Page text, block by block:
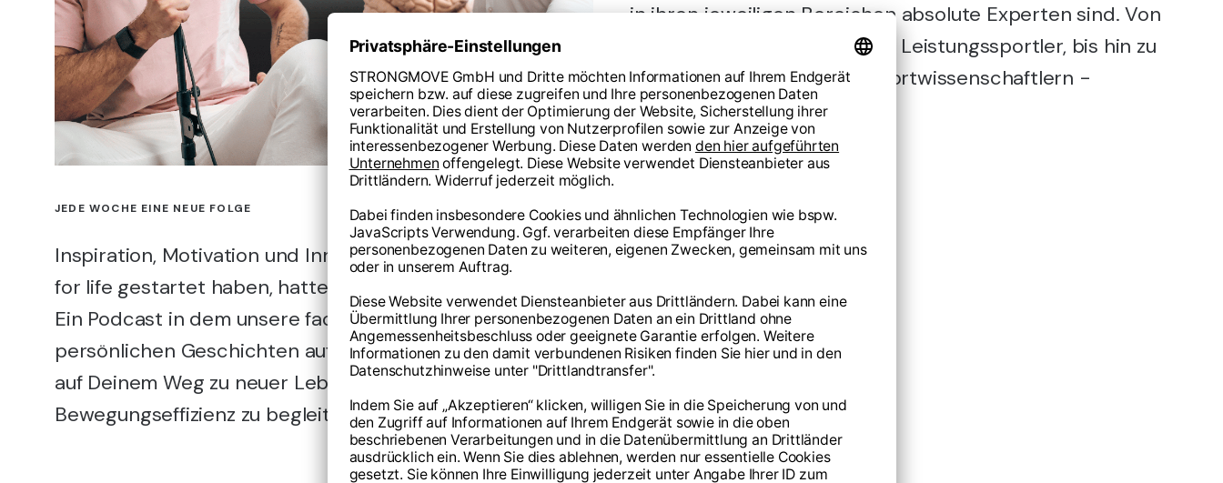
JEDE WOCHE EINE NEUE FOLGE
Inspiration, Motivation und Innovation - Als wir STRONG
for life gestartet haben, hatten wir nur ein Ziel vor Augen:
Ein Podcast in dem unsere fachliche Expertise und
persönlichen Geschichten aufeinandertreffen, um Dich
auf Deinem Weg zu neuer Lebensqualität und optimaler
Bewegungseffizienz zu begleiten.
in ihren jeweiligen Bereichen absolute Experten sind. Von
Medizinern, über Olympia- & Leistungssportler, bis hin zu
Ernährungsexperten und Sportwissenschaftlern -
GemeinsamSTRONG for life.